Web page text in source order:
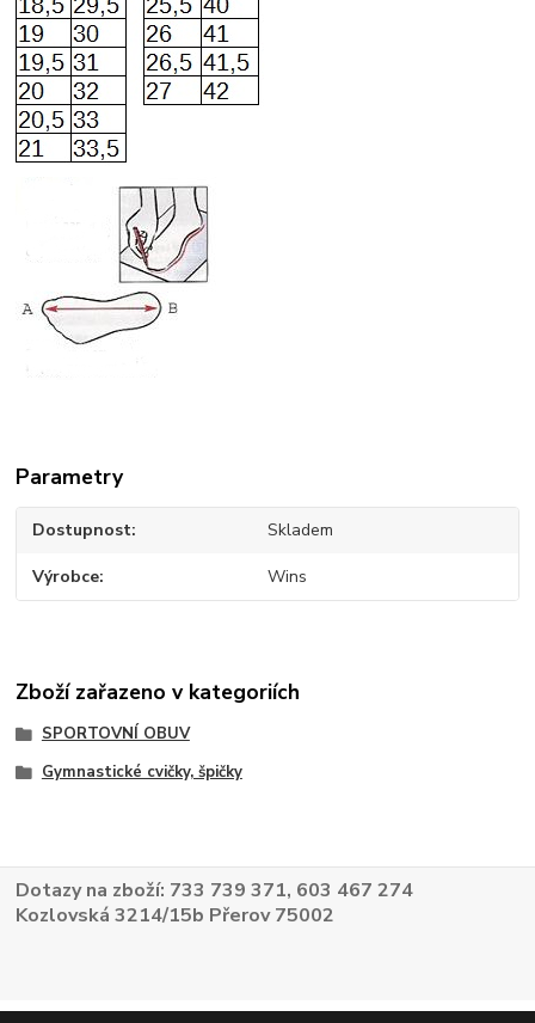
Parametry
Dostupnost Skladem
Výrobce Wins
Zboží zařazeno v kategoriích
SPORTOVNÍ OBUV
Gymnastické cvičky, špičky
Dotazy na zboží: 733 739 371, 603 467 274
Kozlovská 3214/15b Přerov 75002